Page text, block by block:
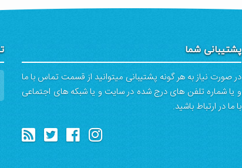
پشتیبانی شما
در صورت نیاز به هر گونه پشتیبانی میتوانید از قسمت تماس با ما
و یا شماره تلفن های درج شده در سایت و یا شبکه های اجتماعی
با ما در ارتباط باشید.